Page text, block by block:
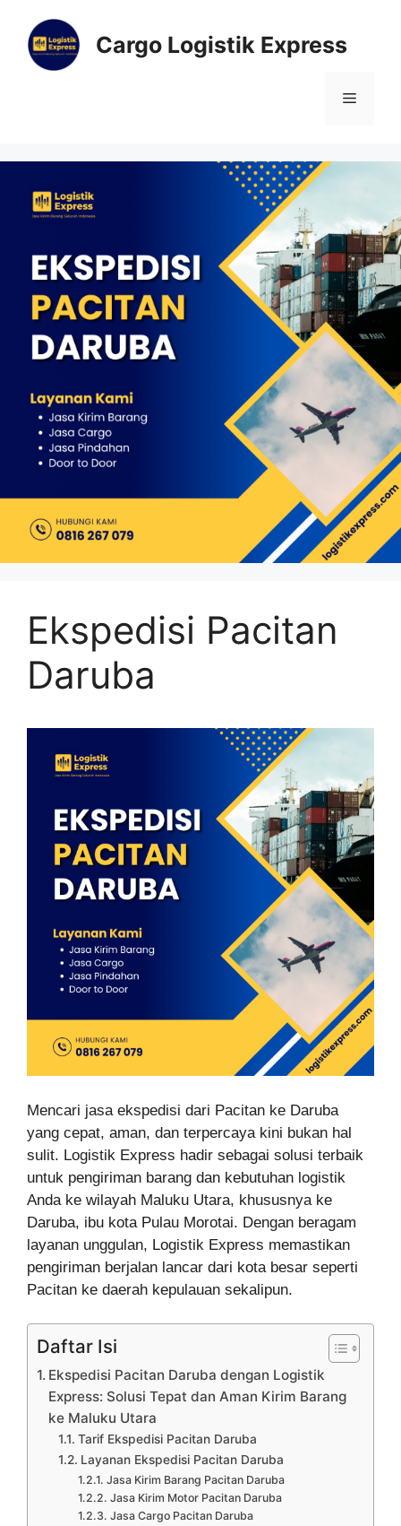
Cargo Logistik Express
Ekspedisi Pacitan
Daruba
Mencari jasa ekspedisi dari Pacitan ke Daruba
yang cepat, aman, dan terpercaya kini bukan hal
sulit. Logistik Express hadir sebagai solusi terbaik
untuk pengiriman barang dan kebutuhan logistik
Anda ke wilayah Maluku Utara, khususnya ke
Daruba, ibu kota Pulau Morotai. Dengan beragam
layanan unggulan, Logistik Express memastikan
pengiriman berjalan lancar dari kota besar seperti
Pacitan ke daerah kepulauan sekalipun.
Daftar Isi
Ekspedisi Pacitan Daruba dengan Logistik
Express: Solusi Tepat dan Aman Kirim Barang
ke Maluku Utara
Tarif Ekspedisi Pacitan Daruba
Layanan Ekspedisi Pacitan Daruba
Jasa Kirim Barang Pacitan Daruba
Jasa Kirim Motor Pacitan Daruba
Jasa Cargo Pacitan Daruba